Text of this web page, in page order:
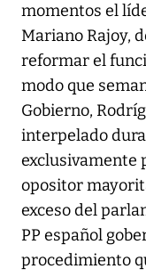
momentos el
Mariano Rajoy,
reformar el
modo que
Gobierno,
interpelado
exclusivamente
opositor
exceso del
PP español
procedimiento